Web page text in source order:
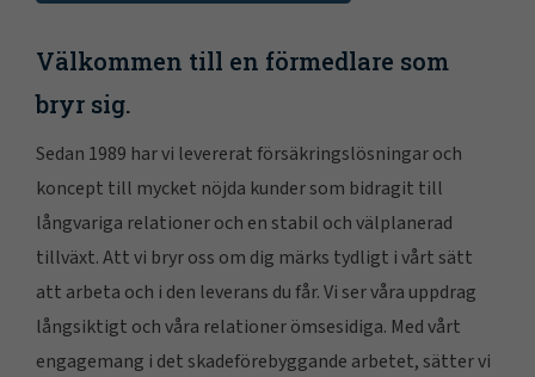
Välkommen till en förmedlare som
bryr sig.
Sedan 1989 har vi levererat försäkringslösningar och
koncept till mycket nöjda kunder som bidragit till
långvariga relationer och en stabil och välplanerad
tillväxt. Att vi bryr oss om dig märks tydligt i vårt sätt
att arbeta och i den leverans du får. Vi ser våra uppdrag
långsiktigt och våra relationer ömsesidiga. Med vårt
engagemang i det skadeförebyggande arbetet, sätter vi